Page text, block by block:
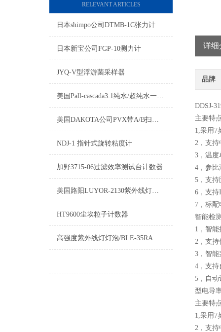
RELEVANT ARTICLES
日本shimpo公司DTMB-1C张力计
日本新宝公司FGP-10测力计
JYQ-V型浮游菌采样器
美国Pall-cascada3.1纯水/超纯水一体化系统
美国DAKOTA公司PVX带A/B扫描超声波测厚仪
NDJ-1 指针式旋转粘度计
加野3715-06过滤效率测试台计数器
美国路阳LUYOR-2130紫外线灯常见问题与解决办法
HT9600尘埃粒子计数器
高强度紫外线灯灯泡/BLE-35RA紫外线灯泡/聚光型紫外线灯泡
详细
品牌
DDSJ-
主要特
1,采用7
2，支持
3，温度
4，参比
5，支持
6，支持
7，标
智能检
1，智
2，支持
3，智能
4，支持
5，自动
型电导
主要特
1,采用7
2，支持